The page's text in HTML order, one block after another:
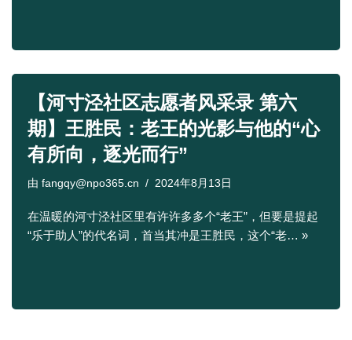
【河寸泾社区志愿者风采录 第六
期】王胜民：老王的光影与他的“心
有所向，逐光而行”
由 fangqy@npo365.cn 2024年8月13日
在温暖的河寸泾社区里有许许多多个“老王”，但要是提起
“乐于助人”的代名词，首当其冲是王胜民，这个“老… »